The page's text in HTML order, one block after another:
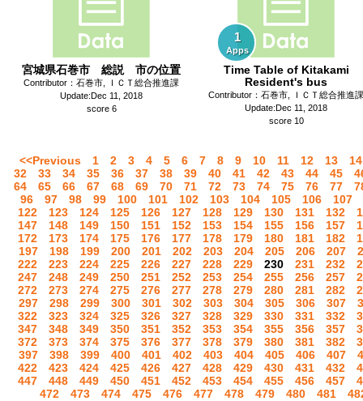
宮城県石巻市 総説 市の位置
Contributor：石巻市, ＩＣＴ総合推進課
Update:Dec 11, 2018
score 6
1
Apps
Time Table of Kitakami
Resident's bus
Contributor：石巻市, ＩＣＴ総合推進課
Update:Dec 11, 2018
score 10
<<Previous 1 2 3 4 5 6 7 8 9 10 11 12 13
14
32
33 34 35 36 37 38 39 40 41 42 43 44 45
64
65 66 67 68 69 70 71 72 73 74 75 76 77
96
97 98 99 100 101 102 103 104 105 106
107
122
123 124 125 126 127 128 129 130 131 132
147
148 149 150 151 152 153 154 155 156 157
172
173 174 175 176 177 178 179 180 181 182
197
198 199 200 201 202 203 204 205 206 207
222
223 224 225 226 227 228 229 230 231 232
247
248 249 250 251 252 253 254 255 256 257
272
273 274 275 276 277 278 279 280 281 282
297
298 299 300 301 302 303 304 305 306 307
322
323 324 325 326 327 328 329 330 331 332
347
348 349 350 351 352 353 354 355 356 357
372
373 374 375 376 377 378 379 380 381 382
397
398 399 400 401 402 403 404 405 406 407
422
423 424 425 426 427 428 429 430 431 432
447
448 449 450 451 452 453 454 455 456 457
472
473 474 475 476 477 478 479 480 481